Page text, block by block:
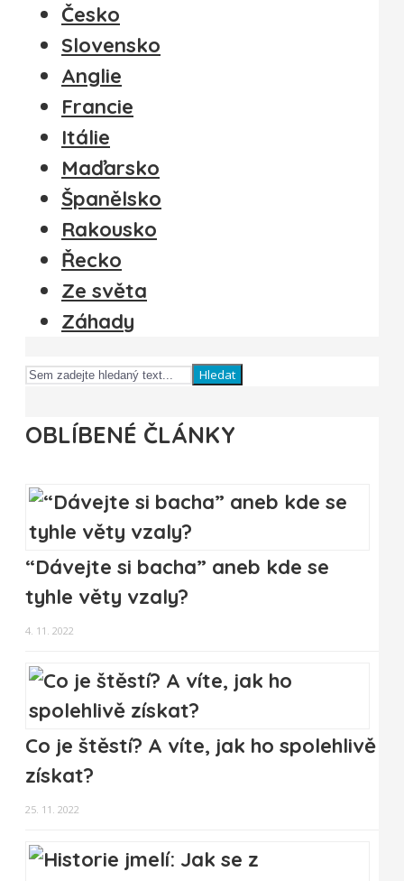
Česko
Slovensko
Anglie
Francie
Itálie
Maďarsko
Španělsko
Rakousko
Řecko
Ze světa
Záhady
Hledat
OBLÍBENÉ ČLÁNKY
“Dávejte si bacha” aneb kde se
tyhle věty vzaly?
4. 11. 2022
Co je štěstí? A víte, jak ho spolehlivě
získat?
25. 11. 2022